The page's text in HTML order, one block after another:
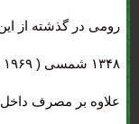
رومی در گذشته از
علاوه بر مصرف